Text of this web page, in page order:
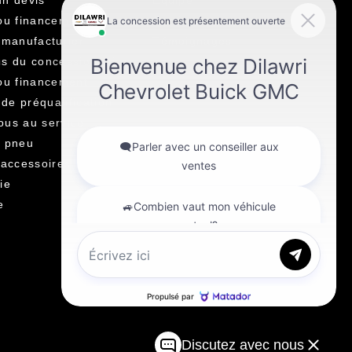
financement
du concessionnaire
financement
préqualification
au service
pneu
Carrière
Discutez avec nous